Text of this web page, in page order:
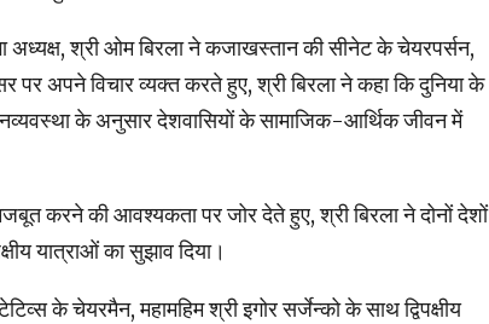
श्री ओम बिरला ने कजाखस्तान की सीनेट के चेयरपर्सन,
अपने विचार व्यक्त करते हुए, श्री बिरला ने कहा कि दुनिया के
के अनुसार देशवासियों के सामाजिक-आर्थिक जीवन में
करने की आवश्यकता पर जोर देते हुए, श्री बिरला ने दोनों देशों
यात्राओं का सुझाव दिया।
के चेयरमैन, महामहिम श्री इगोर सर्जेन्को के साथ द्विपक्षीय